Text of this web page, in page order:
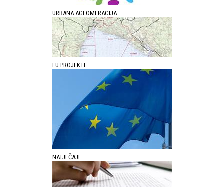
URBANA AGLOMERACIJA
EU PROJEKTI
NATJEČAJI